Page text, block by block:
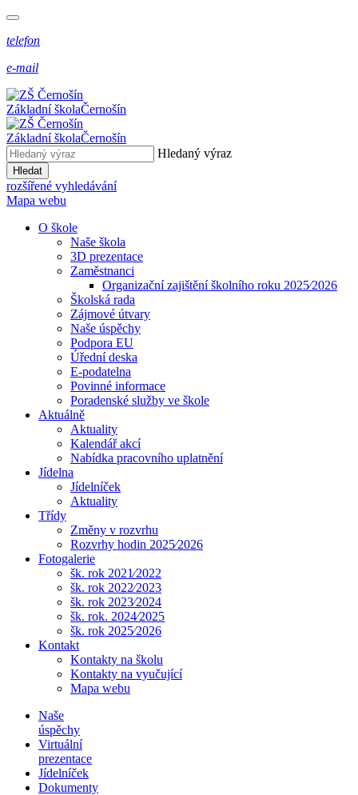
telefon
e-mail
Základní školaČernošín
Základní školaČernošín
Hledaný výraz
Hledat
rozšířené vyhledávání
Mapa webu
O škole
Naše škola
3D prezentace
Zaměstnanci
Organizační zajištění školního roku 2025⁄2026
Školská rada
Zájmové útvary
Naše úspěchy
Podpora EU
Úřední deska
E-podatelna
Povinné informace
Poradenské služby ve škole
Aktuálně
Aktuality
Kalendář akcí
Nabídka pracovního uplatnění
Jídelna
Jídelníček
Aktuality
Třídy
Změny v rozvrhu
Rozvrhy hodin 2025⁄2026
Fotogalerie
šk. rok 2021⁄2022
šk. rok 2022⁄2023
šk. rok 2023⁄2024
šk. rok. 2024⁄2025
šk. rok 2025⁄2026
Kontakt
Kontakty na školu
Kontakty na vyučující
Mapa webu
Naše
úspěchy
Virtuální
prezentace
Jídelníček
Dokumenty